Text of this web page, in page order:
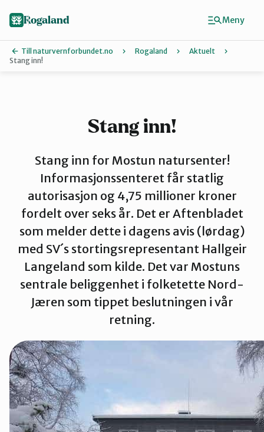
Haugalandet
Naturvernforbundet i Sandnes
Strand
Vindafjord og Etne
Rogaland
Till naturvernforbundet.no Rogaland
Aktuelt
Stang inn!
Stang inn!
Stang inn for Mostun natursenter!
Informasjonssenteret får statlig
autorisasjon og 4,75 millioner kroner
fordelt over seks år. Det er Aftenbladet
som melder dette i dagens avis (lørdag)
med SV´s stortingsrepresentant Hallgeir
Langeland som kilde. Det var Mostuns
sentrale beliggenhet i folketette Nord-
Jæren som tippet beslutningen i vår
retning.